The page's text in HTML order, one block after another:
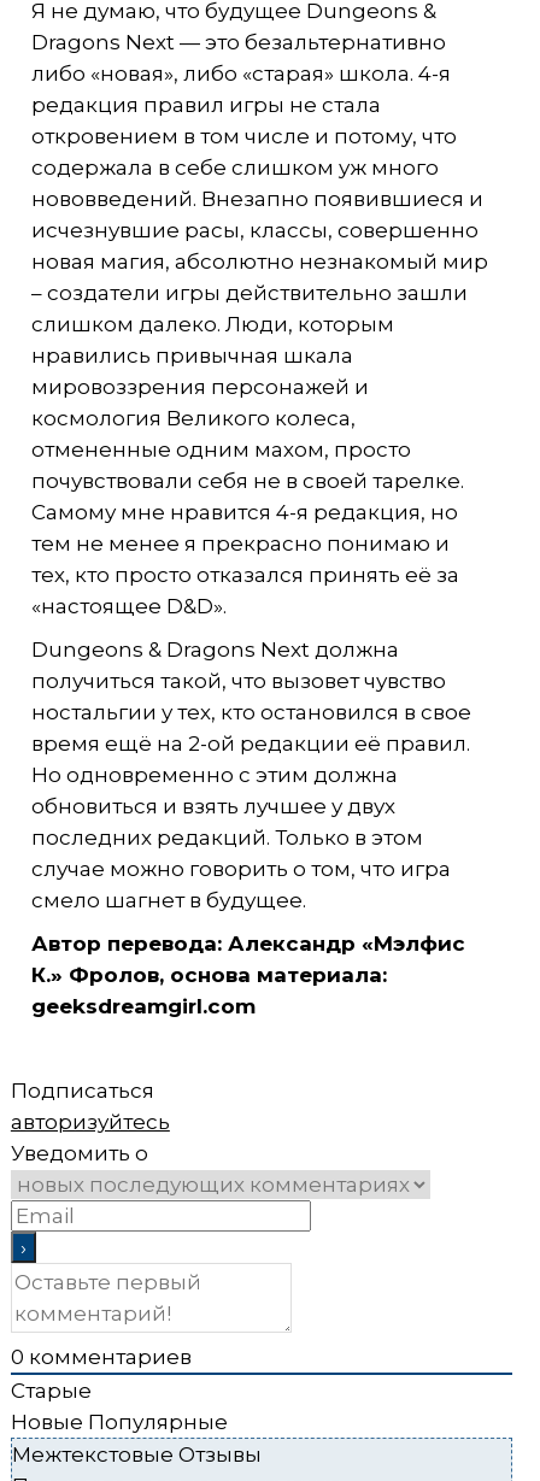
Я не думаю, что будущее Dungeons &
Dragons Next — это безальтернативно
либо «новая», либо «старая» школа. 4-я
редакция правил игры не стала
откровением в том числе и потому, что
содержала в себе слишком уж много
нововведений. Внезапно появившиеся и
исчезнувшие расы, классы, совершенно
новая магия, абсолютно незнакомый мир
– создатели игры действительно зашли
слишком далеко. Люди, которым
нравились привычная шкала
мировоззрения персонажей и
космология Великого колеса,
отмененные одним махом, просто
почувствовали себя не в своей тарелке.
Самому мне нравится 4-я редакция, но
тем не менее я прекрасно понимаю и
тех, кто просто отказался принять её за
«настоящее D&D».
Dungeons & Dragons Next должна
получиться такой, что вызовет чувство
ностальгии у тех, кто остановился в свое
время ещё на 2-ой редакции её правил.
Но одновременно с этим должна
обновиться и взять лучшее у двух
последних редакций. Только в этом
случае можно говорить о том, что игра
смело шагнет в будущее.
Автор перевода: Александр «Мэлфис
К.» Фролов, основа материала:
geeksdreamgirl.com
Подписаться
авторизуйтесь
Уведомить о
0 комментариев
Старые
Новые Популярные
Межтекстовые Отзывы